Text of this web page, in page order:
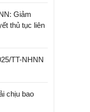
Giảm
thủ tục liên
TT-NHNN
chịu bao